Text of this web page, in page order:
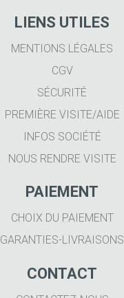
LIENS UTILES
MENTIONS LÉGALES
CGV
SÉCURITÉ
PREMIÈRE VISITE/AIDE
INFOS SOCIÉTÉ
NOUS RENDRE VISITE
PAIEMENT
CHOIX DU PAIEMENT
GARANTIES-LIVRAISONS
CONTACT